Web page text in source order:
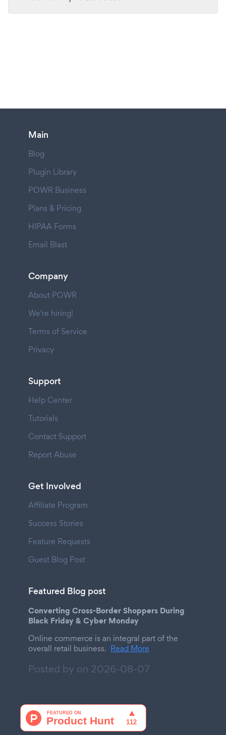
Main
Blog
Plugin Library
POWR Business
Plans & Pricing
HIPAA Forms
Email Blast
Company
About POWR
We're hiring!
Terms of Service
Privacy
Support
Help Center
Tutorials
Contact Support
Report Abuse
Get Involved
Affiliate Program
Success Stories
Feature Requests
Guest Blog Post
Featured Blog post
Converting Cross-Border Shoppers During
Black Friday & Cyber Monday
Online commerce is an integral part of the
overall retail business. Read More
Posted by on 2026-08-07